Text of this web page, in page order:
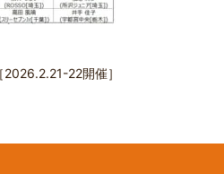
22開催］